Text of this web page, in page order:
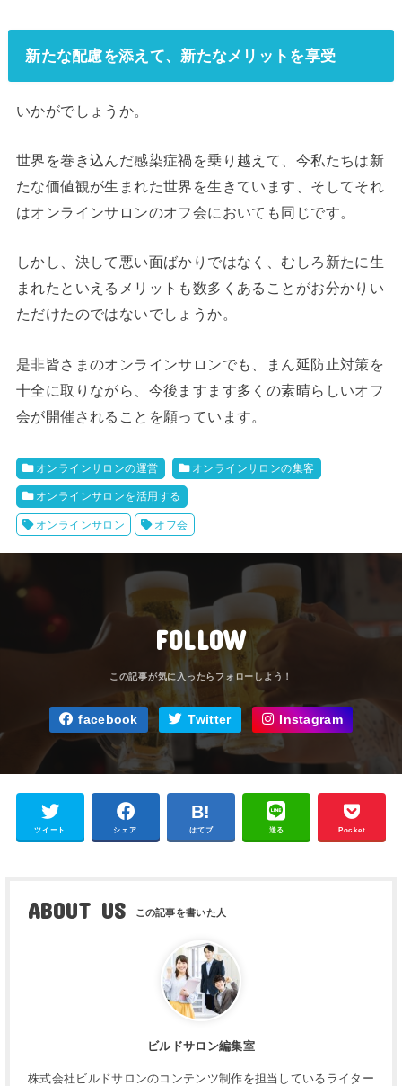
新たな配慮を添えて、新たなメリットを享受
いかがでしょうか。
世界を巻き込んだ感染症禍を乗り越えて、今私たちは新
たな価値観が生まれた世界を生きています、そしてそれ
はオンラインサロンのオフ会においても同じです。
しかし、決して悪い面ばかりではなく、むしろ新たに生
まれたといえるメリットも数多くあることがお分かりい
ただけたのではないでしょうか。
是非皆さまのオンラインサロンでも、まん延防止対策を
十全に取りながら、今後ますます多くの素晴らしいオフ
会が開催されることを願っています。
オンラインサロンの運営 オンラインサロンの集客
オンラインサロンを活用する
オンラインサロン オフ会
FOLLOW
facebook Twitter Instagram
ツイート シェア はてブ 送る Pocket
ABOUT US
ビルドサロン編集室
株式会社ビルドサロンのコンテンツ制作を担当しているライター